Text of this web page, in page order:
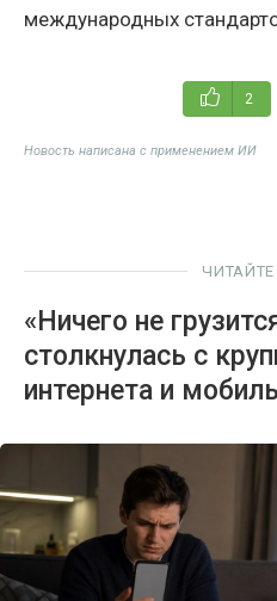
международных
2
Новость написана с применением ИИ
«Ничего не
столкнулась с
интернета и